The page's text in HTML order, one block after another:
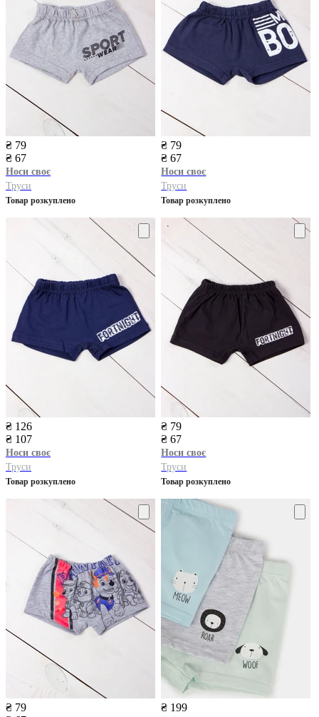
₴ 79
₴ 67
Носи своє
Труси
Товар розкуплено
₴ 79
₴ 67
Носи своє
Труси
Товар розкуплено
₴ 126
₴ 107
Носи своє
Труси
Товар розкуплено
₴ 79
₴ 67
Носи своє
Труси
Товар розкуплено
₴ 79
₴ 199